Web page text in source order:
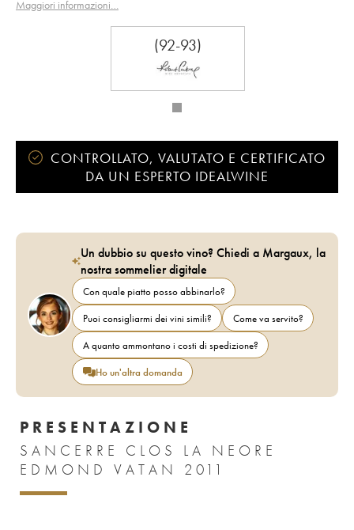
Regione:
Valle della Loira
Maggiori informazioni…
(92-93)
CONTROLLATO, VALUTATO E CERTIFICATO
DA UN ESPERTO IDEALWINE
Un dubbio su questo vino? Chiedi a Margaux, la
nostra sommelier digitale
Con quale piatto posso abbinarlo?
Puoi consigliarmi dei vini simili?
Come va servito?
A quanto ammontano i costi di spedizione?
Ho un'altra domanda
PRESENTAZIONE
SANCERRE CLOS LA NEORE
EDMOND VATAN 2011